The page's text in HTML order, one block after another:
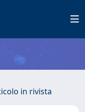
in rivista